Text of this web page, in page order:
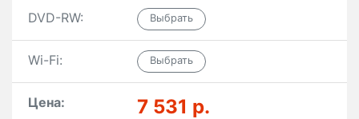
DVD-RW:
Wi-Fi:
Цена: 7 531 р.